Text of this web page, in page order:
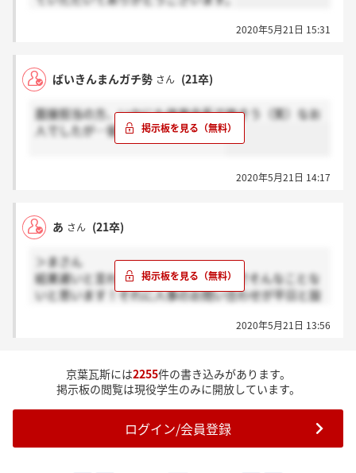
2020年5月21日 15:31
ばいきんまんガチ勢 さん (21卒)
面接担当の方、いかにも体育会系で怖そう（笑）なお
人でしたが…皆さんどうでした…？
2020年5月21日 14:17
あ さん (21卒)
＞まさん
結果遅いと言われましたが、通ったのでそんなことな
いと思います！それに人事のお問い合わせが平日と設
2020年5月21日 13:56
京葉瓦斯には2255件の書き込みがあります。
掲示板の閲覧は現役学生のみに開放しています。
ログイン/会員登録